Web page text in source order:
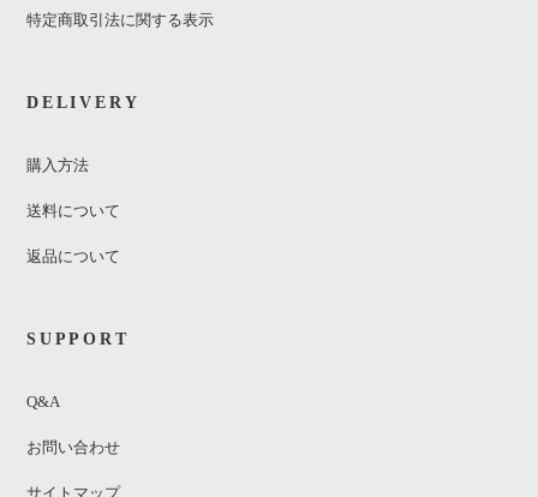
特定商取引法に関する表示
DELIVERY
購入方法
送料について
返品について
SUPPORT
Q&A
お問い合わせ
サイトマップ